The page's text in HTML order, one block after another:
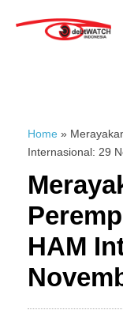
Home »
Internasional: 29
HAM